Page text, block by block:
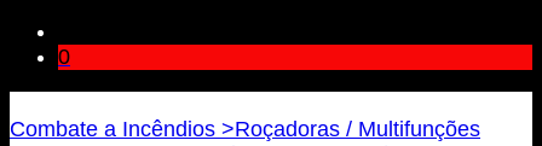
0
Combate a Incêndios >Roçadoras / Multifunções